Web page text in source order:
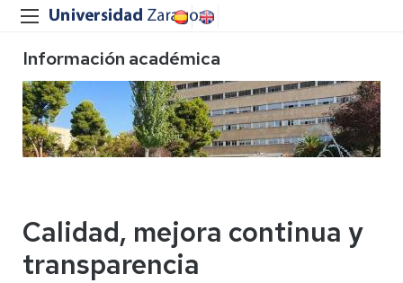
Información académica
Calidad, mejora continua y
transparencia